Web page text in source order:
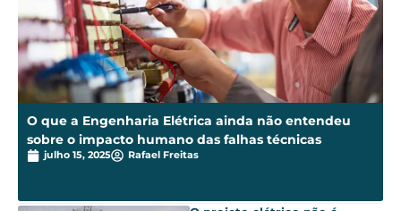
O que a Engenharia Elétrica ainda não entendeu
sobre o impacto humano das falhas técnicas
julho 15, 2025 Rafael Freitas